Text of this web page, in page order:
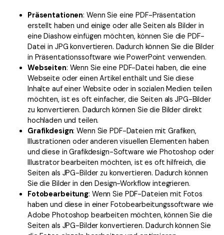
Präsentationen: Wenn Sie eine PDF-Präsentation
erstellt haben und einige oder alle Seiten als Bilder in
eine Diashow einfügen möchten, können Sie die PDF-
Datei in JPG konvertieren. Dadurch können Sie die Bilder
in Präsentationssoftware wie PowerPoint verwenden.
Webseiten: Wenn Sie eine PDF-Datei haben, die eine
Webseite oder einen Artikel enthält und Sie diese
Inhalte auf einer Website oder in sozialen Medien teilen
möchten, ist es oft einfacher, die Seiten als JPG-Bilder
zu konvertieren. Dadurch können Sie die Bilder direkt
hochladen und teilen.
Grafikdesign: Wenn Sie PDF-Dateien mit Grafiken,
Illustrationen oder anderen visuellen Elementen haben
und diese in Grafikdesign-Software wie Photoshop oder
Illustrator bearbeiten möchten, ist es oft hilfreich, die
Seiten als JPG-Bilder zu konvertieren. Dadurch können
Sie die Bilder in den Design-Workflow integrieren.
Fotobearbeitung: Wenn Sie PDF-Dateien mit Fotos
haben und diese in einer Fotobearbeitungssoftware wie
Adobe Photoshop bearbeiten möchten, können Sie die
Seiten als JPG-Bilder konvertieren. Dadurch können Sie